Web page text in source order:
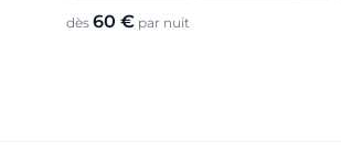
dès 60 € par nuit